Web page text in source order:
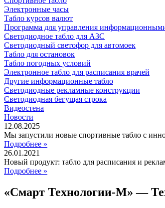
Электронные часы
Табло курсов валют
Программа для управления
Светодиодное табло для АЗС
Светодиодный светофор для автомоек
Табло для остановок
Табло погодных условий
Электронное табло для расписания врачей
Другие информационные табло
Светодиодные рекламные конструкции
Светодиодная бегущая строка
Видеостена
Новости
12.08.2025
Мы запустили новые спортивные табло с
Подробнее »
26.01.2021
Новый продукт: табло для расписания и
Подробнее »
«Смарт Технологии-М» —